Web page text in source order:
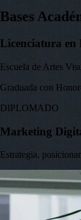
Bases
Licenciatura en
Escuela de Artes
Graduada con
DIPLOMADO
Marketing
Estrategia,